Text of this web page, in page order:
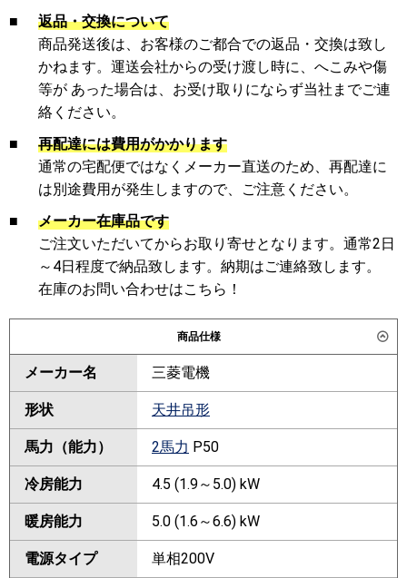
■
返品・交換について
商品発送後は、お客様のご都合での返品・交換は致し
かねます。運送会社からの受け渡し時に、へこみや傷
等が あった場合は、お受け取りにならず当社までご連
絡ください。
■
再配達には費用がかかります
通常の宅配便ではなくメーカー直送のため、再配達に
は別途費用が発生しますので、ご注意ください。
■
メーカー在庫品です
ご注文いただいてからお取り寄せとなります。通常2日
～4日程度で納品致します。納期はご連絡致します。
在庫のお問い合わせはこちら！
商品仕様
メーカー名 三菱電機
形状 天井吊形
馬力（能力） 2馬力 P50
冷房能力 4.5 (1.9～5.0) kW
暖房能力 5.0 (1.6～6.6) kW
電源タイプ 単相200V